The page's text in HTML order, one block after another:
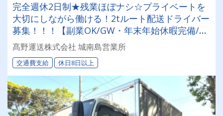
完全週休2日制★残業ほぼナシ☆プライベートを
大切にしながら働ける！2tルート配送ドライバー
募集！！！【副業OK/GW・年末年始休暇完備/資
格取得支援制度】人柄重視の採用☆みんなでBBQ
をしたり和気あいあいとした温かい職場です♪
髙野運送株式会社 城南島営業所
交通費支給 休日8日以上